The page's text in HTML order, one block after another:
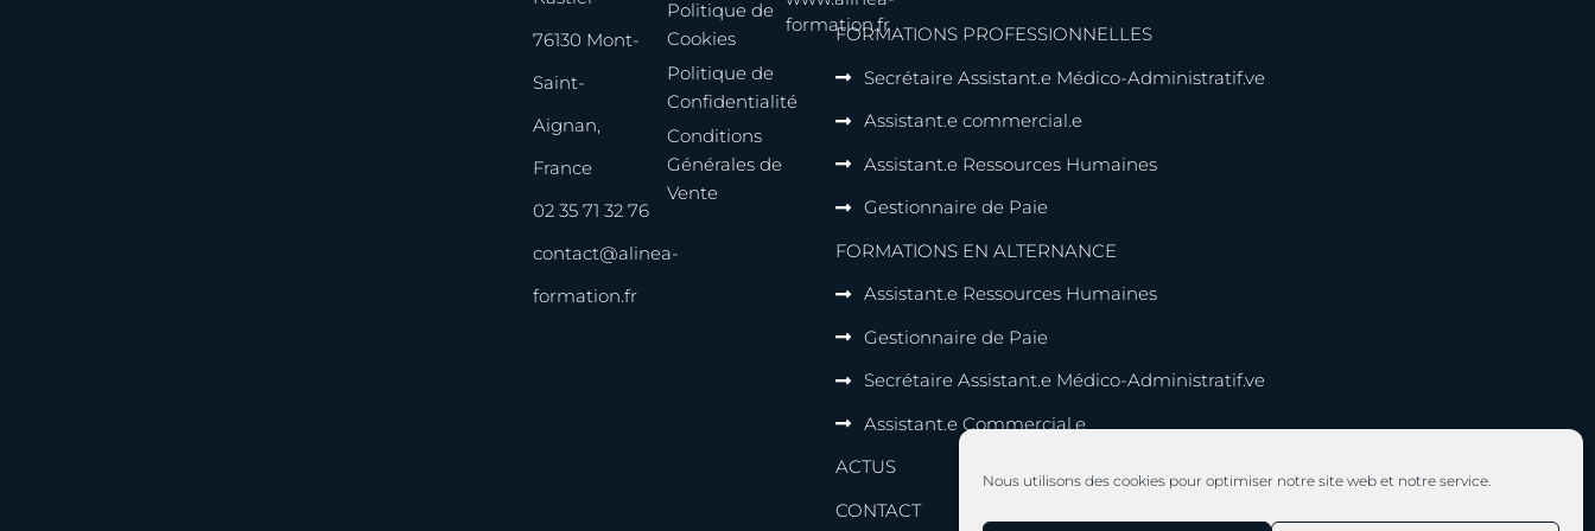
Nous utilisons des cookies pour optimiser notre site web et notre service.
76130 Mont-
Saint-
Aignan,
France
02 35 71 32 76
contact@alinea-
formation.fr
Politique de
Cookies
Politique de
Confidentialité
Conditions
Générales de
Vente
formation.frFORMATIONS PROFESSIONNELLES
Secrétaire Assistant.e Médico-Administratif.ve
Assistant.e commercial.e
Assistant.e Ressources Humaines
Gestionnaire de Paie
FORMATIONS EN ALTERNANCE
Assistant.e Ressources Humaines
Gestionnaire de Paie
Secrétaire Assistant.e Médico-Administratif.ve
Assistant.e Commercial.e
ACTUS
CONTACT